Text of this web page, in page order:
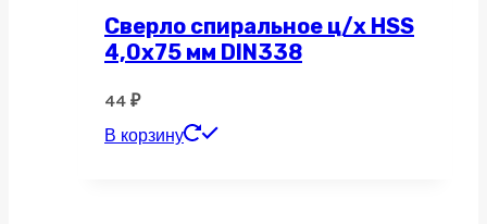
Сверло спиральное ц/х HSS
4,0х75 мм DIN338
44 ₽
В корзину